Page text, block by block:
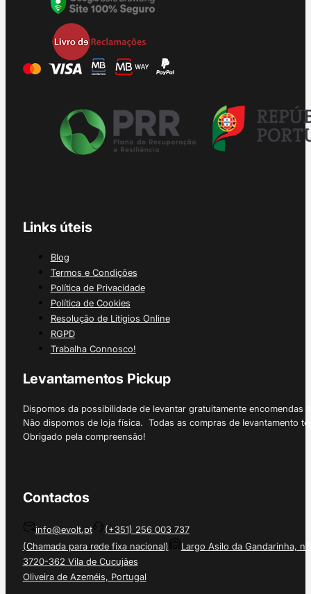
Links úteis
Blog
Termos e Condições
Política de Privacidade
Política de Cookies
Resolução de Litígios Online
RGPD
Trabalha Connosco!
Levantamentos Pickup
Dispomos da possibilidade de levantar gratuitamente
Não dispomos de loja física. Todas as compras de levantamento
Obrigado pela compreensão!
Contactos
info@evolt.pt
(+351) 256 003 737
(Chamada para rede fixa nacional)
Largo Asilo da Gandarinha, nº
3720-362 Vila de Cucujães
Oliveira de Azeméis, Portugal